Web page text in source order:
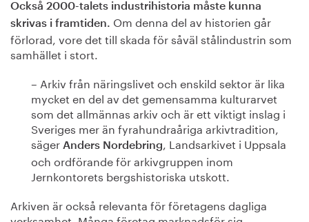
Också 2000-talets industrihistoria måste kunna
skrivas i framtiden. Om denna del av historien går
förlorad, vore det till skada för såväl stålindustrin som
samhället i stort.
– Arkiv från näringslivet och enskild sektor är lika
mycket en del av det gemensamma kulturarvet
som det allmännas arkiv och är ett viktigt inslag i
Sveriges mer än fyrahundraåriga arkivtradition,
säger Anders Nordebring, Landsarkivet i Uppsala
och ordförande för arkivgruppen inom
Jernkontorets bergshistoriska utskott.
Arkiven är också relevanta för företagens dagliga